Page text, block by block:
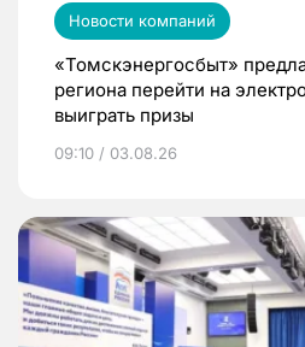
Новости компаний
«Томскэнергосбыт»
региона перейти на
выиграть призы
09:10 / 03.08.26